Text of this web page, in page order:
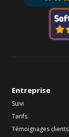
Entreprise
Suivi
Tarifs
Témoignages clients